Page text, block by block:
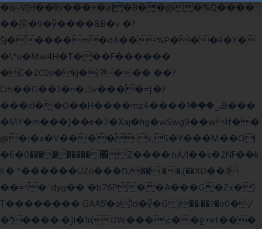
�q~V(H��Rv���+�a{�8��@�%Q����
��揎�9�ў����&B�v �?
$j�����m�d4��%P�l��R�Y�
�\*u�Mw4H�T���F������
�C�ZC0ʚ�kj�|?ͮ��� ��?
Cm��G��3�n�ݣv����=}�?
���el��O��H����mzݾ���1����4B���
�MY�m���]��e�7�Xaj׃�hg�wSwg9��wƗf��
@�I�a�V����-v,5�Y���M��Ol
�׿���������0�6Z����:hA/I��s�2NF��k
K� *������UZo���ח/�� ��.(��XD��3
��=^�`dyg�� �b76P��A���G�Zx�]
T�������� GAA5̔�o1d�ӳ�G )��:��ℱ�o0�/
�"����.�]I�1nDW���\c��ջ+et���